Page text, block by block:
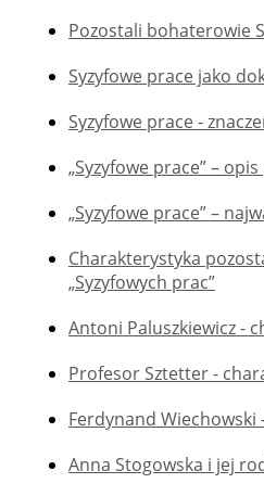
Pozostali bohaterowie
Syzyfowe prace jako
Syzyfowe prace -
„Syzyfowe prace” –
„Syzyfowe prace” –
Charakterystyka
„Syzyfowych prac”
Antoni Paluszkiewicz -
Profesor Sztetter -
Ferdynand
Anna Stogowska i jej